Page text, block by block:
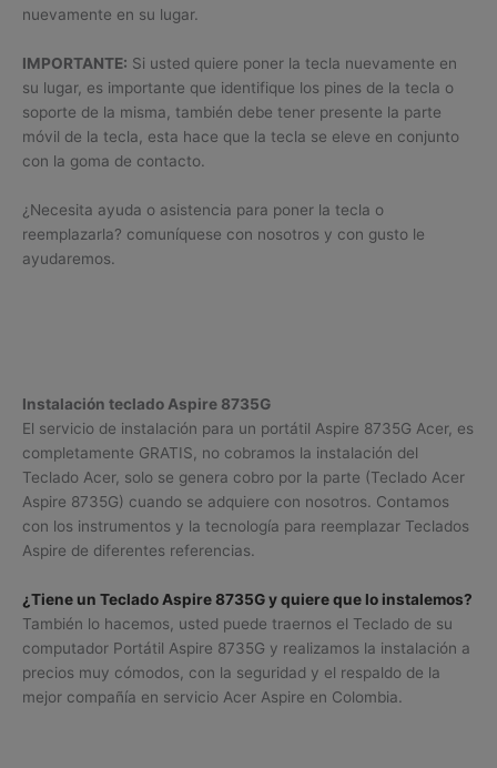
nuevamente en su lugar.
IMPORTANTE: Si usted quiere poner la tecla nuevamente en
su lugar, es importante que identifique los pines de la tecla o
soporte de la misma, también debe tener presente la parte
móvil de la tecla, esta hace que la tecla se eleve en conjunto
con la goma de contacto.
¿Necesita ayuda o asistencia para poner la tecla o
reemplazarla? comuníquese con nosotros y con gusto le
ayudaremos.
Instalación teclado Aspire 8735G
El servicio de instalación para un portátil Aspire 8735G Acer, es
completamente GRATIS, no cobramos la instalación del
Teclado Acer, solo se genera cobro por la parte (Teclado Acer
Aspire 8735G) cuando se adquiere con nosotros. Contamos
con los instrumentos y la tecnología para reemplazar Teclados
Aspire de diferentes referencias.
¿Tiene un Teclado Aspire 8735G y quiere que lo instalemos?
También lo hacemos, usted puede traernos el Teclado de su
computador Portátil Aspire 8735G y realizamos la instalación a
precios muy cómodos, con la seguridad y el respaldo de la
mejor compañía en servicio Acer Aspire en Colombia.